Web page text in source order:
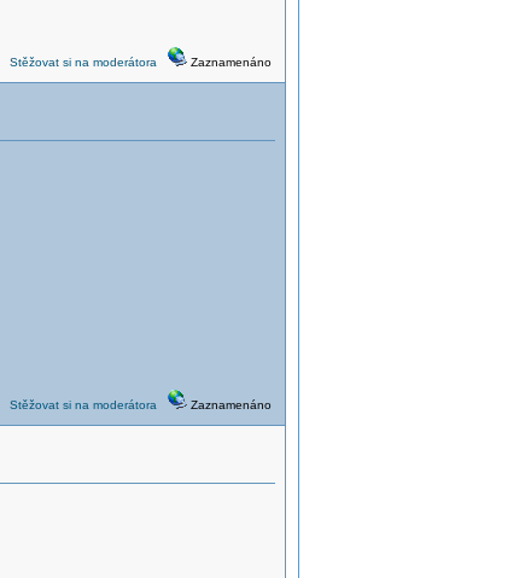
Stěžovat si na moderátora Zaznamenáno
Stěžovat si na moderátora Zaznamenáno